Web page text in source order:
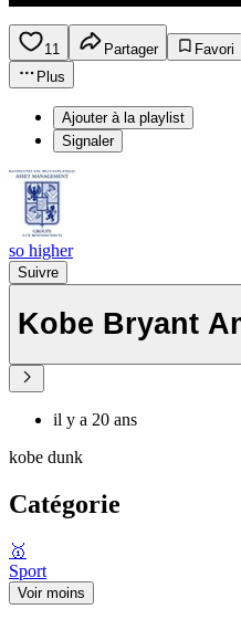
11 Partager
Favori
Plus
Ajouter à la playlist
Signaler
so higher
Suivre
Kobe Bryant
il y a 20 ans
kobe dunk
Catégorie
🥇
Sport
Voir moins